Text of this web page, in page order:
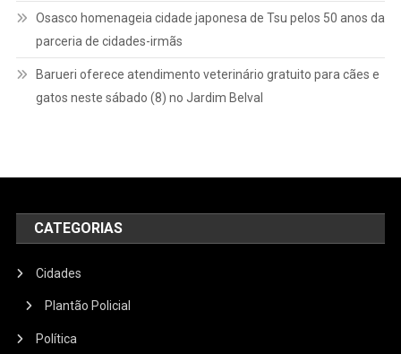
Osasco homenageia cidade japonesa de Tsu pelos 50 anos da
parceria de cidades-irmãs
Barueri oferece atendimento veterinário gratuito para cães e
gatos neste sábado (8) no Jardim Belval
CATEGORIAS
Cidades
Plantão Policial
Política